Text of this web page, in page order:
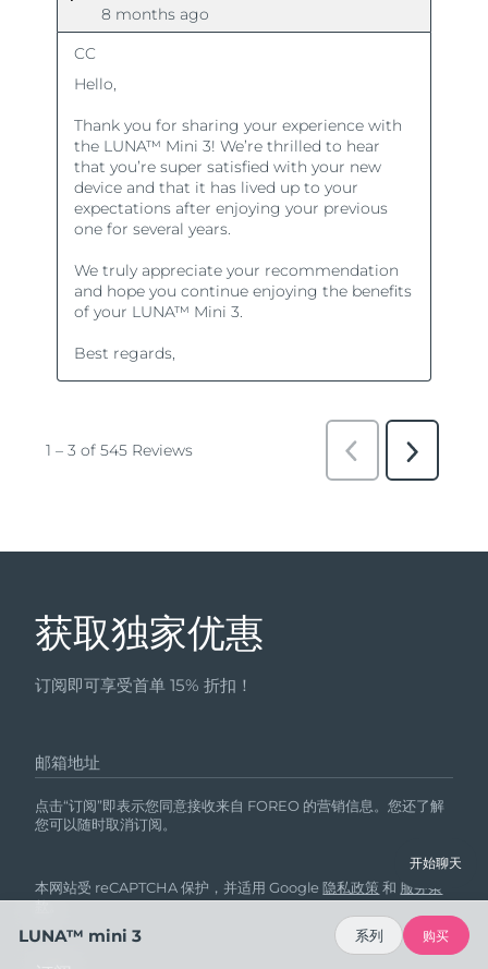
获取独家优惠
订阅即可享受首单 15% 折扣！
邮箱地址
点击“订阅”即表示您同意接收来自 FOREO 的营销信息。您还了解
您可以随时取消订阅。
本网站受 reCAPTCHA 保护，并适用 Google隐私政策 和 服务条
款。
开始聊天
LUNA™ mini 3 系列 购买